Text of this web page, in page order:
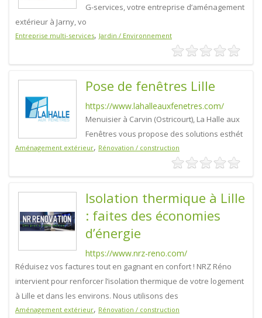
G-services, votre entreprise d’aménagement
extérieur à Jarny, vo
Entreprise multi-services, Jardin / Environnement
Pose de fenêtres Lille
https://www.lahalleauxfenetres.com/
Menuisier à Carvin (Ostricourt), La Halle aux
Fenêtres vous propose des solutions esthét
Aménagement extérieur, Rénovation / construction
Isolation thermique à Lille
: faites des économies
d’énergie
https://www.nrz-reno.com/
Réduisez vos factures tout en gagnant en confort ! NRZ Réno
intervient pour renforcer l’isolation thermique de votre logement
à Lille et dans les environs. Nous utilisons des
Aménagement extérieur, Rénovation / construction